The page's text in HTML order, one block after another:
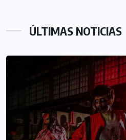
ÚLTIMAS NOTICIAS